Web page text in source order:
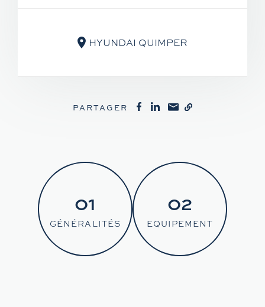
HYUNDAI QUIMPER
PARTAGER
01
GÉNÉRALITÉS
02
EQUIPEMENT